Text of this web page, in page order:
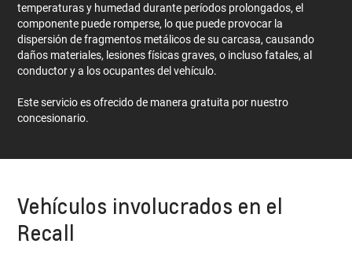
temperaturas y humedad durante períodos prolongados, el
componente puede romperse, lo que puede provocar la
dispersión de fragmentos metálicos de su carcasa, causando
daños materiales, lesiones físicas graves, o incluso fatales, al
conductor y a los ocupantes del vehículo.
Este servicio es ofrecido de manera gratuita por nuestro
concesionario.
Vehículos involucrados en el
Recall